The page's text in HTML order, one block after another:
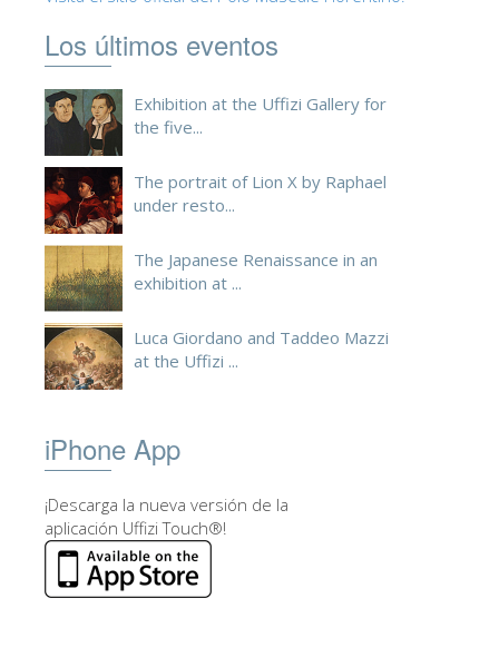
Los últimos eventos
Exhibition at the Uffizi Gallery for
the five...
The portrait of Lion X by Raphael
under resto...
The Japanese Renaissance in an
exhibition at ...
Luca Giordano and Taddeo Mazzi
at the Uffizi ...
iPhone App
¡Descarga la nueva versión de la
aplicación Uffizi Touch®!